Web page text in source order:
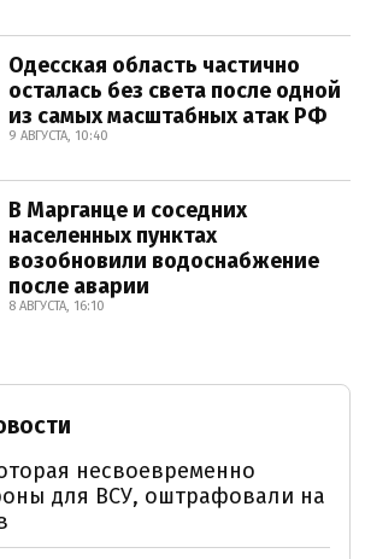
Одесская область частично
осталась без света после одной
из самых масштабных атак РФ
9 АВГУСТА, 10:40
В Марганце и соседних
населенных пунктах
возобновили водоснабжение
после аварии
8 АВГУСТА, 16:10
несвоевременно
для ВСУ, оштрафовали на